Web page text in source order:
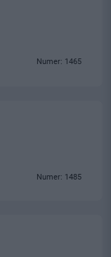
Numer: 1465
Numer: 1485